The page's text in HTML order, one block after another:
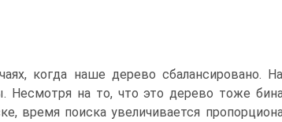
когда наше дерево сбалансировано.
на то, что это дерево тоже
время поиска увеличивается